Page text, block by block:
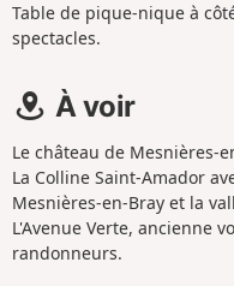
Table de pique-nique à
spectacles.
À voir
Le château de Mesnières-
La Colline Saint-Amador
Mesnières-en-Bray et la
L'Avenue Verte, ancienne
randonneurs.